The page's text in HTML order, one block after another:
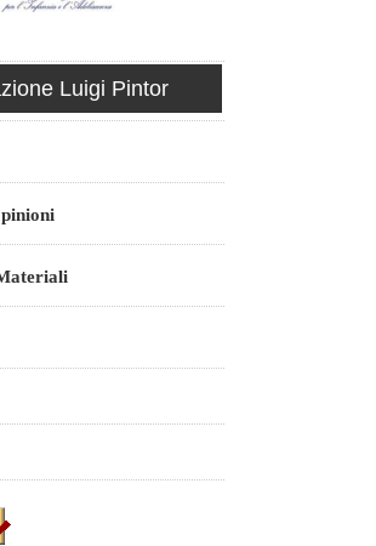
Luigi Pintor